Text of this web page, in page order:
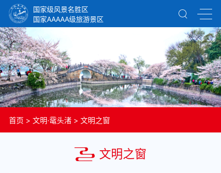
国家级风景名胜区
国家AAAAA级旅游景区
首页 > 文明·鼋头渚> 文明之窗
文明之窗